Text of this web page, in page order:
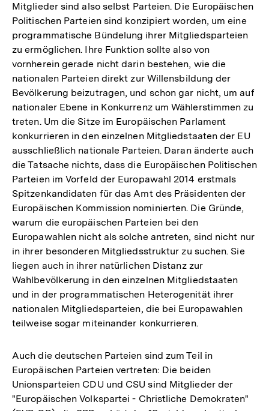
Mitglieder sind also selbst Parteien. Die Europäischen
Politischen Parteien sind konzipiert worden, um eine
programmatische Bündelung ihrer Mitgliedsparteien
zu ermöglichen. Ihre Funktion sollte also von
vornherein gerade nicht darin bestehen, wie die
nationalen Parteien direkt zur Willensbildung der
Bevölkerung beizutragen, und schon gar nicht, um auf
nationaler Ebene in Konkurrenz um Wählerstimmen zu
treten. Um die Sitze im Europäischen Parlament
konkurrieren in den einzelnen Mitgliedstaaten der EU
ausschließlich nationale Parteien. Daran änderte auch
die Tatsache nichts, dass die Europäischen Politischen
Parteien im Vorfeld der Europawahl 2014 erstmals
Spitzenkandidaten für das Amt des Präsidenten der
Europäischen Kommission nominierten. Die Gründe,
warum die europäischen Parteien bei den
Europawahlen nicht als solche antreten, sind nicht nur
in ihrer besonderen Mitgliedsstruktur zu suchen. Sie
liegen auch in ihrer natürlichen Distanz zur
Wahlbevölkerung in den einzelnen Mitgliedstaaten
und in der programmatischen Heterogenität ihrer
nationalen Mitgliedsparteien, die bei Europawahlen
teilweise sogar miteinander konkurrieren.
Auch die deutschen Parteien sind zum Teil in
Europäischen Parteien vertreten: Die beiden
Unionsparteien CDU und CSU sind Mitglieder der
"Europäischen Volkspartei - Christliche Demokraten"